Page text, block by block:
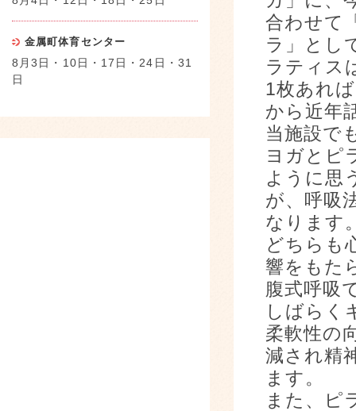
合わせて
ラ」とし
ラティス
1枚あれ
から近年
当施設で
ヨガとピ
ように思
が、呼吸
なります
どちらも
響をもた
腹式呼吸
しばらく
柔軟性の
減され精
ます。
また、ピ
金属町体育センター
8月3日・10日・17日・24日・31
日